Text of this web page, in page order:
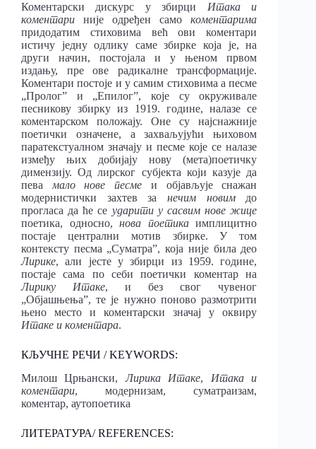
Коментарски дискурс у збирци Итака и
коментари није одређен самокоментарима
придодатим стиховима већ ови коментари
истичу једну одлику саме збирке која је, на
други начин, постојала и у њеном првом
издању, пре ове радикалне трансформације.
Коментари постоје и у самим стиховима а песме
„Пролог” и „Епилог”, које су окруживале
песникову збирку из 1919. године, налазе се
коментарском положају. Оне су најснажније
поетички означене, а захваљујући њиховом
паратекстуалном значају и песме које се налазе
између њих добијају нову (мета)поетичку
димензију. Од лирског субјекта који казује да
пева мало нове песме и објављује снажан
модернистички захтев за нечим новимдо
прогласа да ће се ударити у сасвим нове жице
поетика, односно,нова поетикаимплицитно
постаје централни мотив збирке. У том
контексту песма „Суматра”, која није била део
Лирике, али јесте у збирци из 1959. године,
постаје сама по себи поетички коментар на
Лирику Итаке, и без свог чувеног
„Објашњења”, те је нужно поново размотрити
њено место и коментарски значај у оквиру
Итаке и коментара.
КЉУЧНЕ РЕЧИ / KEYWORDS:
Милош Црњански,Лирика Итаке, Итака и
коментари, модернизам, суматраизам,
коментар, аутопоетика
ЛИТЕРАТУРА/ REFERENCES: